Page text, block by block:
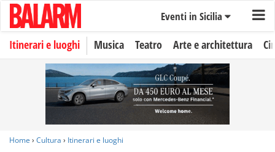
Eventi in Sicilia
Itinerari e luoghi Musica Teatro Arte e architettura
Home › Cultura › Itinerari e luoghi